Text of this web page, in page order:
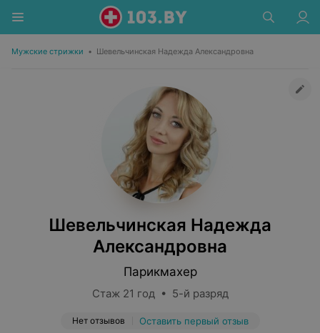
Мужские стрижки • Шевельчинская Надежда Александровна
Шевельчинская Надежда
Александровна
Парикмахер
Стаж 21 год • 5-й разряд
Нет отзывов Оставить первый отзыв